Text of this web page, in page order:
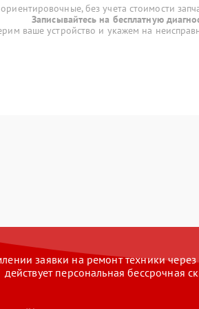
без учета стоимости
Записывайтесь на бесплатную
ваше устройство и укажем на
заявки на ремонт техники через
действует персональная бессрочная